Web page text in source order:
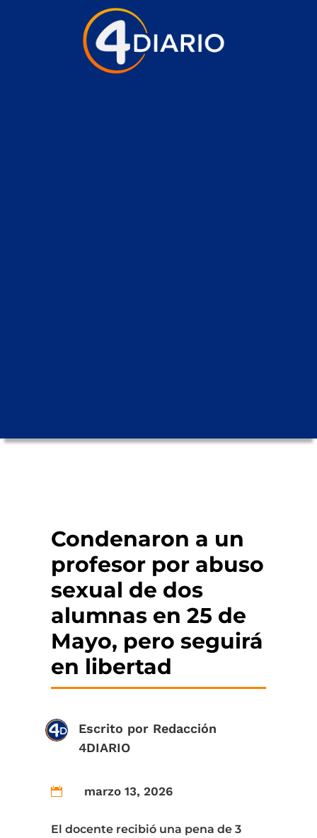
Condenaron a un
profesor por abuso
sexual de dos
alumnas en 25 de
Mayo, pero seguirá
en libertad
Escrito por Redacción
4DIARIO
 marzo 13, 2026
El docente recibió una pena de 3